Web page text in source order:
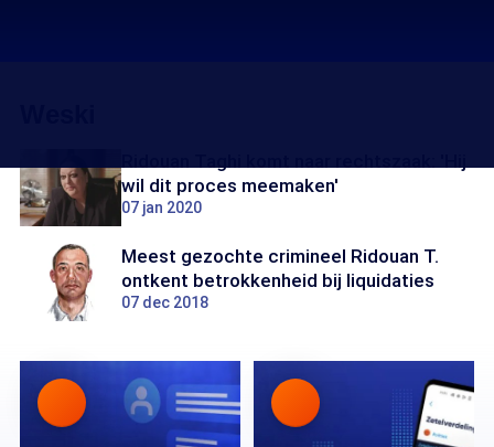
wil dit proces meemaken'
07 jan 2020
Meest gezochte crimineel Ridouan T.
ontkent betrokkenheid bij liquidaties
07 dec 2018